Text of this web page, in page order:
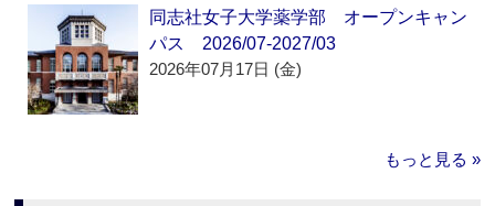
同志社女子大学薬学部 オープンキャン
パス 2026/07-2027/03
2026年07月17日 (金)
もっと見る »